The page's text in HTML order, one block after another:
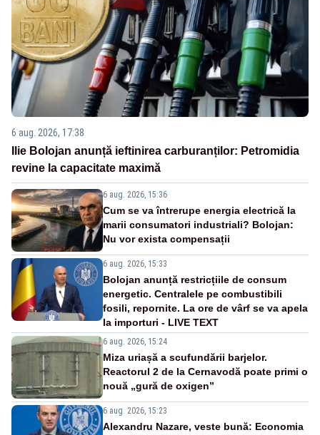
6 aug. 2026, 17:38
Ilie Bolojan anunță ieftinirea carburanților: Petromidia
revine la capacitate maximă
6 aug. 2026, 15:36
Cum se va întrerupe energia electrică la
marii consumatori industriali? Bolojan:
Nu vor exista compensații
6 aug. 2026, 15:33
Bolojan anunță restricțiile de consum
energetic. Centralele pe combustibili
fosili, repornite. La ore de vârf se va apela
la importuri - LIVE TEXT
6 aug. 2026, 15:24
Miza uriașă a scufundării barjelor.
Reactorul 2 de la Cernavodă poate primi o
nouă „gură de oxigen”
6 aug. 2026, 15:23
Alexandru Nazare, veste bună: Economia